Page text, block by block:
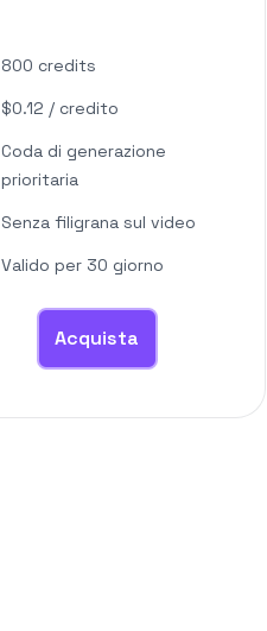
800 credits
$0.12 / credito
Coda di generazione
prioritaria
Senza filigrana sul video
Valido per 30 giorno
Acquista